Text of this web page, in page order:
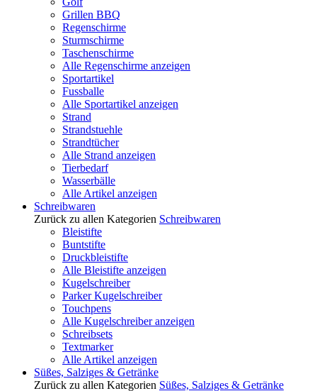
Grillen BBQ
Regenschirme
Sturmschirme
Taschenschirme
Alle Regenschirme anzeigen
Sportartikel
Fussballe
Alle Sportartikel anzeigen
Strand
Strandstuehle
Strandtücher
Alle Strand anzeigen
Tierbedarf
Wasserbälle
Alle Artikel anzeigen
Schreibwaren
Zurück zu allen Kategorien Schreibwaren
Bleistifte
Buntstifte
Druckbleistifte
Alle Bleistifte anzeigen
Kugelschreiber
Parker Kugelschreiber
Touchpens
Alle Kugelschreiber anzeigen
Schreibsets
Textmarker
Alle Artikel anzeigen
Süßes, Salziges & Getränke
Zurück zu allen Kategorien Süßes, Salziges & Getränke